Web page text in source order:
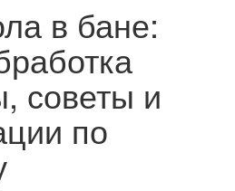
в бане:
советы и
по